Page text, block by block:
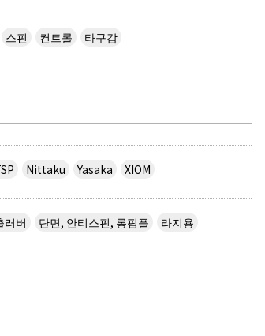
스핀 컨트롤 타구감
Nittaku Yasaka
XIOM
러버 단면, 안티스핀, 롱핌플 라지용